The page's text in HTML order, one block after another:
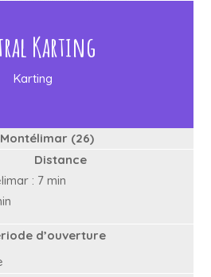
Karting
Karting
Montélimar (26)
Distance
: 7 min
d’ouverture